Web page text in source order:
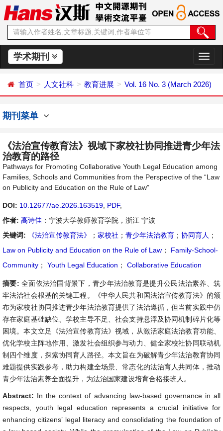
学术期刊
切
换
航
首页 人文社科 教育进展 Vol. 16 No. 3 (March 2026)
期刊菜单
《法治宣传教育法》视域下家校社协同推进青少年法
治教育的路径
Pathways for Promoting Collaborative Youth Legal Education among
Families, Schools and Communities from the Perspective of the “Law
on Publicity and Education on the Rule of Law”
DOI: 10.12677/ae.2026.163519 PDF,
作者: 高诗佳 ：宁波大学教师教育学院，浙江 宁波
关键词:
《法治宣传教育法》 ； 家校社 ； 青少年法治教育 ； 协同育人 ；
Law on Publicity and Education on the Rule of Law ；
Family-School-
Community ； Youth Legal Education ； Collaborative Education
摘要: 全面依法治国背景下，青少年法治教育是提升公民法治素养、筑
牢法治社会根基的关键工程。《中华人民共和国法治宣传教育法》的颁
布为家校社协同推进青少年法治教育提供了法治遵循，但当前实践中仍
存在家庭基础缺位、学校主导不足、社会支持悬浮及协同机制碎片化等
困境。本文立足《法治宣传教育法》视域，从激活家庭法治教育功能、
优化学校主阵地作用、激发社会组织参与动力、健全家校社协同联动机
制四个维度，探索协同育人路径。本文旨在为破解青少年法治教育协同
难题提供实践参考，助力构建全场景、常态化的法治育人共同体，推动
青少年法治素养全面提升，为法治国家建设培育合格接班人。
Abstract: In the context of advancing law-based governance in all
respects, youth legal education represents a crucial initiative for
enhancing citizens’ legal literacy and consolidating the foundation of